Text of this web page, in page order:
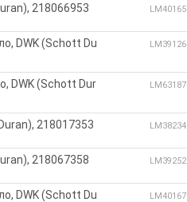
218066953 LM40165
DWK (Schott Du
LM39126
DWK (Schott Dur
LM63187
218017353 LM38234
218067358 LM39252
DWK (Schott Du
LM40167